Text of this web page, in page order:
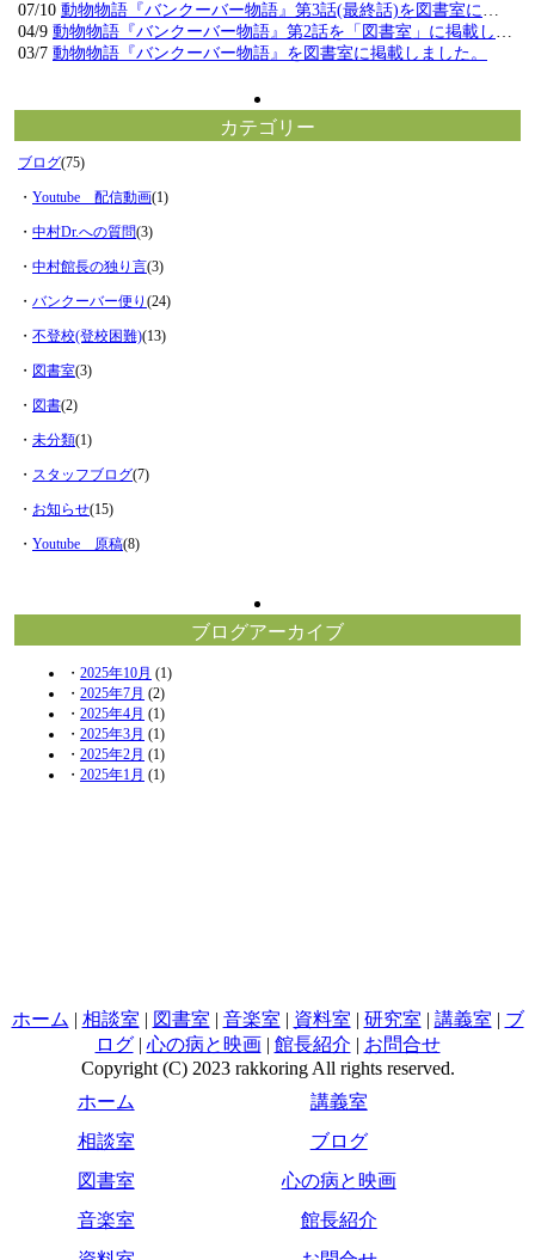
07/10 動物物語『バンクーバー物語』第3話(最終話)を図書室に掲載しました。
04/9 動物物語『バンクーバー物語』第2話を「図書室」に掲載しました。
03/7 動物物語『バンクーバー物語』を図書室に掲載しました。
カテゴリー
ブログ(75)
・ Youtube 配信動画(1)
・ 中村Dr.への質問(3)
・ 中村館長の独り言(3)
・ バンクーバー便り (24)
・ 不登校(登校困難)(13)
・ 図書室(3)
・ 図書(2)
・ 未分類(1)
・ スタッフブログ(7)
・ お知らせ(15)
・ Youtube 原稿(8)
ブログアーカイブ
・ 2025年10月 (1)
・ 2025年7月 (2)
・ 2025年4月 (1)
・ 2025年3月 (1)
・ 2025年2月 (1)
・ 2025年1月 (1)
ホーム | 相談室 | 図書室 | 音楽室 | 資料室 | 研究室 | 講義室 | ブ
ログ| 心の病と映画| 館長紹介 | お問合せ
Copyright (C) 2023 rakkoring All rights reserved.
ホーム
相談室
図書室
音楽室
講義室
ブログ
心の病と映画
館長紹介